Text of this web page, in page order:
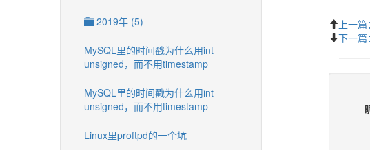
2019年 (5)
MySQL里的时间戳为什么用int
unsigned，而不用timestamp
MySQL里的时间戳为什么用int
unsigned，而不用timestamp
Linux里proftpd的一个坑
上一
下一